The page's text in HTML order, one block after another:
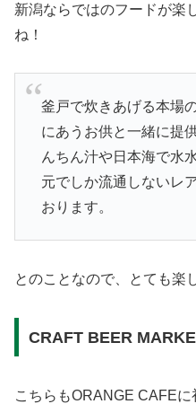
新潟ならではのフードが楽
ね！
釜戸で炊きあげる本場
にあうお供と一緒に提
んちん汁や日本海で水
元でしか流通しないレ
おります。
とのことなので、とても楽
CRAFT BEER
こちらもORANGE CAFE